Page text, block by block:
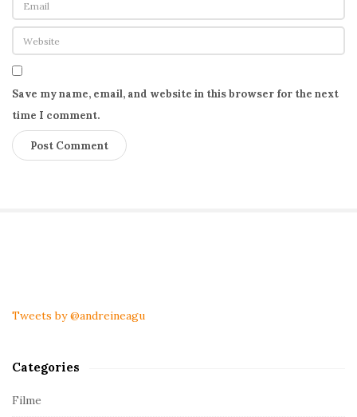
Save my name, email, and website in this browser for the next
time I comment.
i
d
Tweets by @andreineagu
Categories
Filme